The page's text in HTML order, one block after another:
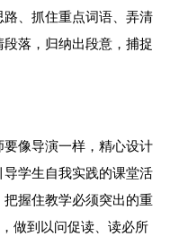
、抓住重点词语、弄清
落，归纳出段意，捕捉
像导演一样，精心设计
学生自我实践的课堂活
握住教学必须突出的重
做到以问促读、读必所